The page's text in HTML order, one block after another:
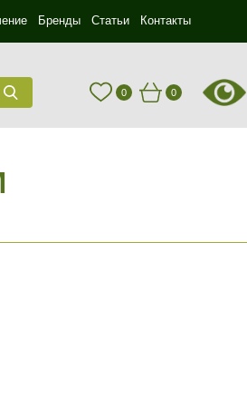
Бренды Статьи Контакты
0 0